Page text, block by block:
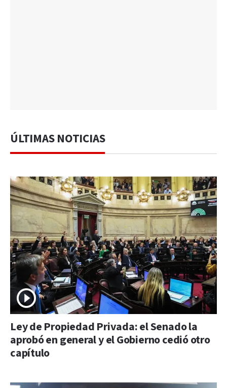
ÚLTIMAS NOTICIAS
Ley de Propiedad Privada: el Senado la
aprobó en general y el Gobierno cedió otro
capítulo